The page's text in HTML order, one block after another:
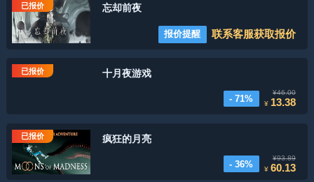
已报价 忘却前夜
报价提醒 联系客服获取报价
已报价 十月夜游戏
- 71%
¥46.00
¥ 13.38
已报价 疯狂的月亮
- 36%
¥93.89
¥60.13